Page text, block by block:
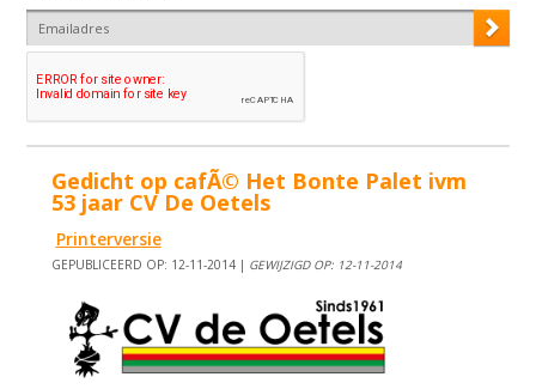
Gedicht op cafÃ© Het Bonte Palet ivm
53 jaar CV De Oetels
Printerversie
GEPUBLICEERD OP: 12-11-2014 | GEWIJZIGD OP: 12-11-2014